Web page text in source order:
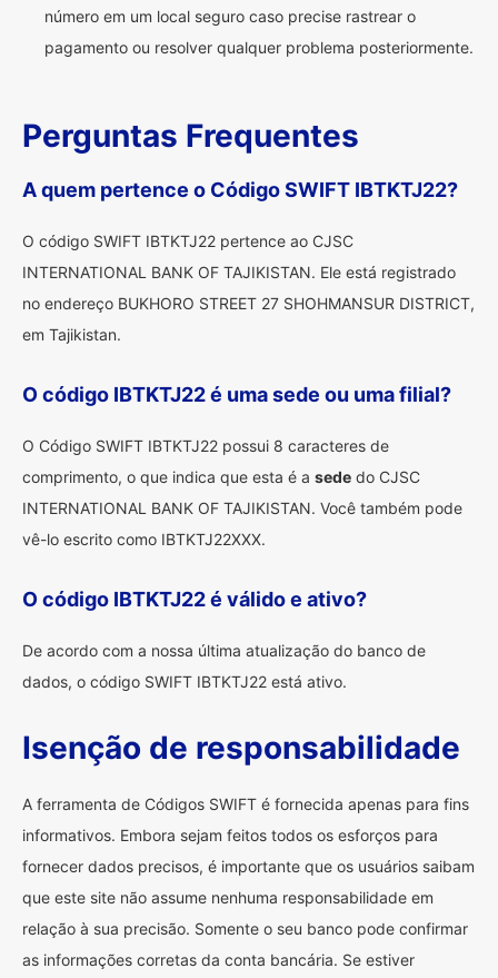
número em um local seguro caso precise rastrear o
pagamento ou resolver qualquer problema posteriormente.
Perguntas Frequentes
A quem pertence o Código SWIFT IBTKTJ22?
O código SWIFT IBTKTJ22 pertence ao CJSC
INTERNATIONAL BANK OF TAJIKISTAN. Ele está registrado
no endereço BUKHORO STREET 27 SHOHMANSUR DISTRICT,
em Tajikistan.
O código IBTKTJ22 é uma sede ou uma filial?
O Código SWIFT IBTKTJ22 possui 8 caracteres de
comprimento, o que indica que esta é a sede do CJSC
INTERNATIONAL BANK OF TAJIKISTAN. Você também pode
vê-lo escrito como IBTKTJ22XXX.
O código IBTKTJ22 é válido e ativo?
De acordo com a nossa última atualização do banco de
dados, o código SWIFT IBTKTJ22 está ativo.
Isenção de responsabilidade
A ferramenta de Códigos SWIFT é fornecida apenas para fins
informativos. Embora sejam feitos todos os esforços para
fornecer dados precisos, é importante que os usuários saibam
que este site não assume nenhuma responsabilidade em
relação à sua precisão. Somente o seu banco pode confirmar
as informações corretas da conta bancária. Se estiver